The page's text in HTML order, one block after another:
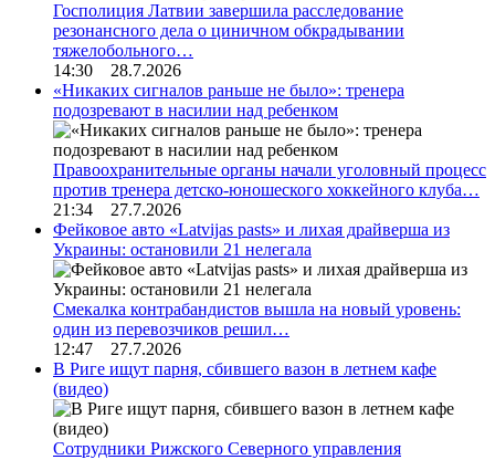
Госполиция Латвии завершила расследование
резонансного дела о циничном обкрадывании
тяжелобольного…
14:30 28.7.2026
«Никаких сигналов раньше не было»: тренера
подозревают в насилии над ребенком
Правоохранительные органы начали уголовный процесс
против тренера детско-юношеского хоккейного клуба…
21:34 27.7.2026
Фейковое авто «Latvijas pasts» и лихая драйверша из
Украины: остановили 21 нелегала
Смекалка контрабандистов вышла на новый уровень:
один из перевозчиков решил…
12:47 27.7.2026
В Риге ищут парня, сбившего вазон в летнем кафе
(видео)
Сотрудники Рижского Северного управления